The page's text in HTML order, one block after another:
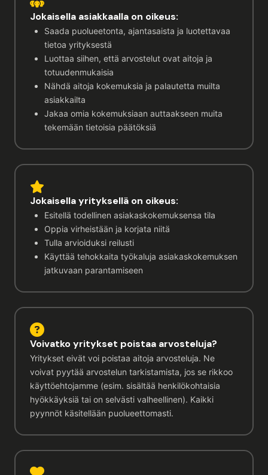
Jokaisella asiakkaalla on oikeus:
Saada puolueetonta, ajantasaista ja luotettavaa
tietoa yrityksestä
Luottaa siihen, että arvostelut ovat aitoja ja
totuudenmukaisia
Nähdä aitoja kokemuksia ja palautetta muilta
asiakkailta
Jakaa omia kokemuksiaan auttaakseen muita
tekemään tietoisia päätöksiä
Jokaisella yrityksellä on oikeus:
Esitellä todellinen asiakaskokemuksensa tila
Oppia virheistään ja korjata niitä
Tulla arvioiduksi reilusti
Käyttää tehokkaita työkaluja asiakaskokemuksen
jatkuvaan parantamiseen
Voivatko yritykset poistaa arvosteluja?
Yritykset eivät voi poistaa aitoja arvosteluja. Ne
voivat pyytää arvostelun tarkistamista, jos se rikkoo
käyttöehtojamme (esim. sisältää henkilökohtaisia
hyökkäyksiä tai on selvästi valheellinen). Kaikki
pyynnöt käsitellään puolueettomasti.